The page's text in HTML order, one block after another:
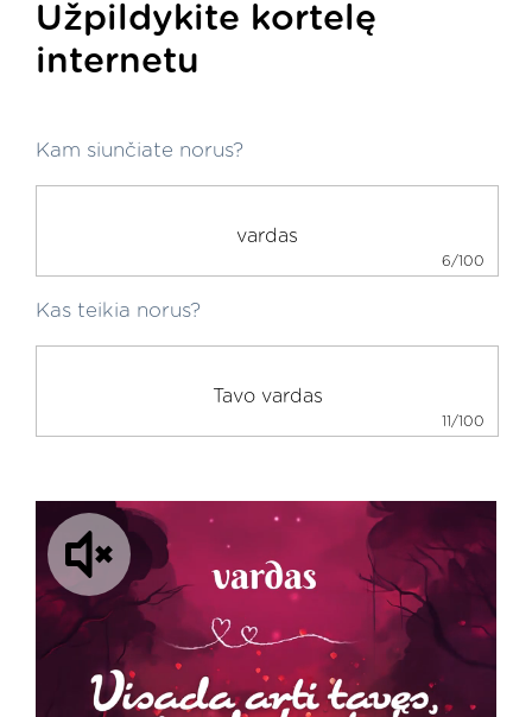
Užpildykite kortelę
internetu
Kam siunčiate norus?
6/100
Kas teikia norus?
11/100